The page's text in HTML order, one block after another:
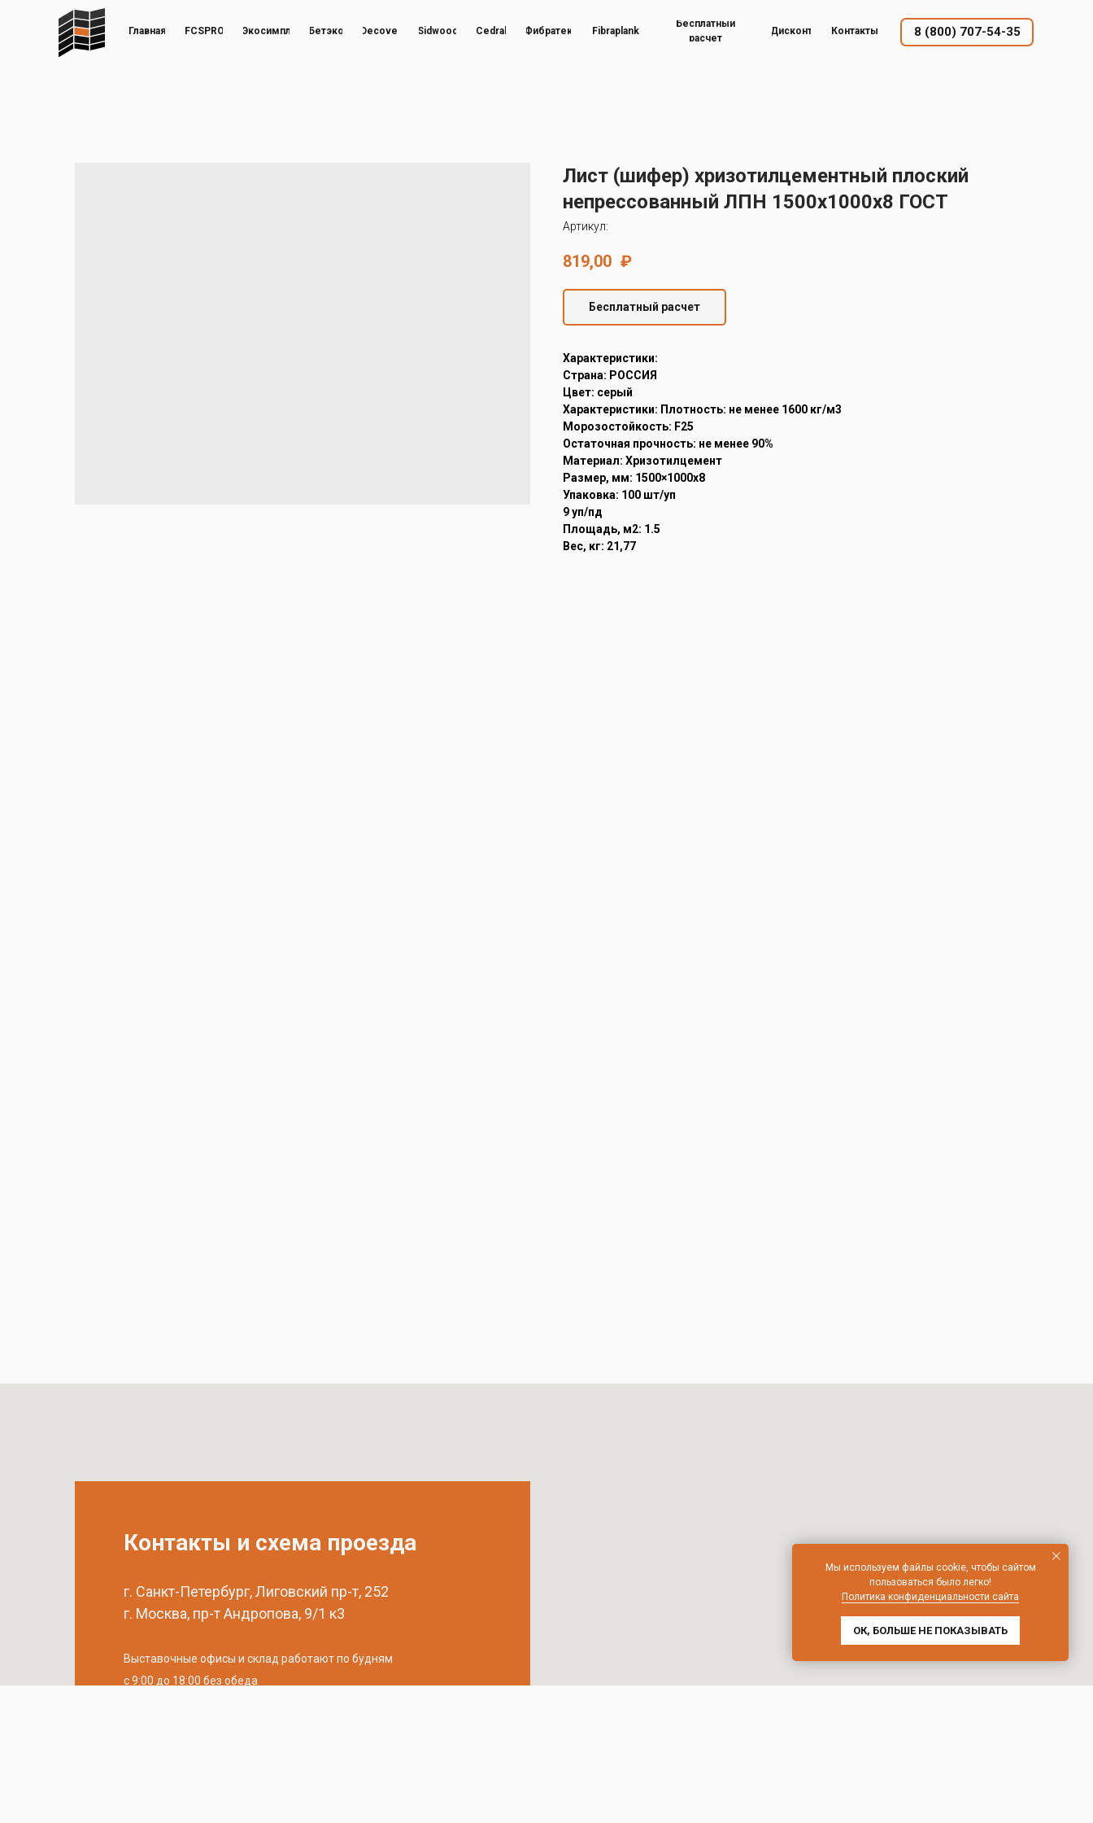
8 (800) 707-54-35
Главная FCSPRO Бетэко Decover Sidwood Cedral Фибратек
Бесплатный
расчет
Контакты
Дисконт
Экосимпл Fibraplank
Лист (шифер) хризотилцементный плоский
непрессованный ЛПН 1500х1000х8 ГОСТ
Артикул:
819,00 ₽
Бесплатный расчет
Характеристики:
Страна: РОССИЯ
Цвет: серый
Характеристики: Плотность: не менее 1600 кг/м3
Морозостойкость: F25
Остаточная прочность: не менее 90%
Материал: Хризотилцемент
Размер, мм: 1500×1000х8
Упаковка: 100 шт/уп
9 уп/пд
Площадь, м2: 1.5
Вес, кг: 21,77
Мы используем файлы cookie, чтобы сайтом
пользоваться было легко!
Политика конфиденциальности сайта
ОК, БОЛЬШЕ НЕ ПОКАЗЫВАТЬ
Контакты и схема проезда
г. Санкт-Петербург, Лиговский пр-т, 252
г. Москва, пр-т Андропова, 9/1 к3
Выставочные офисы и склад работают по будням
с 9:00 до 18:00 без обеда